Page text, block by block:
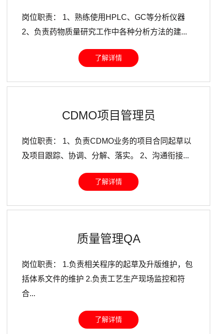
岗位职责： 1、熟练使用HPLC、GC等分析仪器
2、负责药物质量研究工作中各种分析方法的建...
了解详情
CDMO项目管理员
岗位职责： 1、负责CDMO业务的项目合同起草以
及项目跟踪、协调、分解、落实。 2、沟通衔接...
了解详情
质量管理QA
岗位职责： 1.负责相关程序的起草及升版维护，包
括体系文件的维护 2.负责工艺生产现场监控和符
合...
了解详情